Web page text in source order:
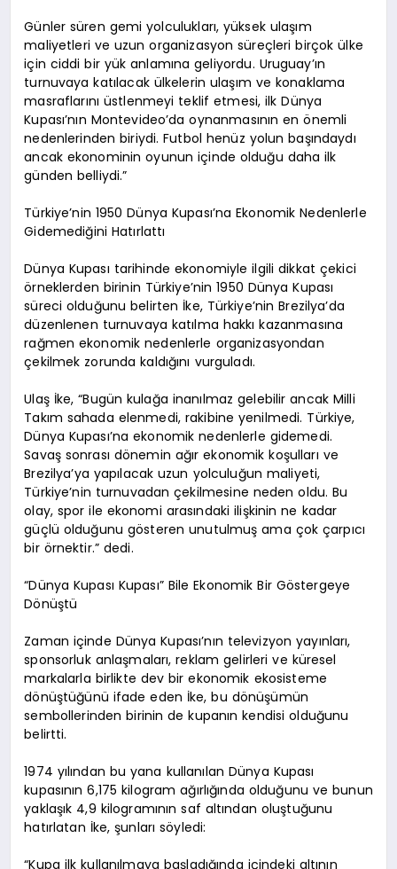
Günler süren gemi yolculukları, yüksek ulaşım
maliyetleri ve uzun organizasyon süreçleri birçok ülke
için ciddi bir yük anlamına geliyordu. Uruguay’ın
turnuvaya katılacak ülkelerin ulaşım ve konaklama
masraflarını üstlenmeyi teklif etmesi, ilk Dünya
Kupası’nın Montevideo’da oynanmasının en önemli
nedenlerinden biriydi. Futbol henüz yolun başındaydı
ancak ekonominin oyunun içinde olduğu daha ilk
günden belliydi.”
Türkiye’nin 1950 Dünya Kupası’na Ekonomik Nedenlerle
Gidemediğini Hatırlattı
Dünya Kupası tarihinde ekonomiyle ilgili dikkat çekici
örneklerden birinin Türkiye’nin 1950 Dünya Kupası
süreci olduğunu belirten İke, Türkiye’nin Brezilya’da
düzenlenen turnuvaya katılma hakkı kazanmasına
rağmen ekonomik nedenlerle organizasyondan
çekilmek zorunda kaldığını vurguladı.
Ulaş İke, “Bugün kulağa inanılmaz gelebilir ancak Milli
Takım sahada elenmedi, rakibine yenilmedi. Türkiye,
Dünya Kupası’na ekonomik nedenlerle gidemedi.
Savaş sonrası dönemin ağır ekonomik koşulları ve
Brezilya’ya yapılacak uzun yolculuğun maliyeti,
Türkiye’nin turnuvadan çekilmesine neden oldu. Bu
olay, spor ile ekonomi arasındaki ilişkinin ne kadar
güçlü olduğunu gösteren unutulmuş ama çok çarpıcı
bir örnektir.” dedi.
“Dünya Kupası Kupası” Bile Ekonomik Bir Göstergeye
Dönüştü
Zaman içinde Dünya Kupası’nın televizyon yayınları,
sponsorluk anlaşmaları, reklam gelirleri ve küresel
markalarla birlikte dev bir ekonomik ekosisteme
dönüştüğünü ifade eden İke, bu dönüşümün
sembollerinden birinin de kupanın kendisi olduğunu
belirtti.
1974 yılından bu yana kullanılan Dünya Kupası
kupasının 6,175 kilogram ağırlığında olduğunu ve bunun
yaklaşık 4,9 kilogramının saf altından oluştuğunu
hatırlatan İke, şunları söyledi:
“Kupa ilk kullanılmaya başladığında içindeki altının